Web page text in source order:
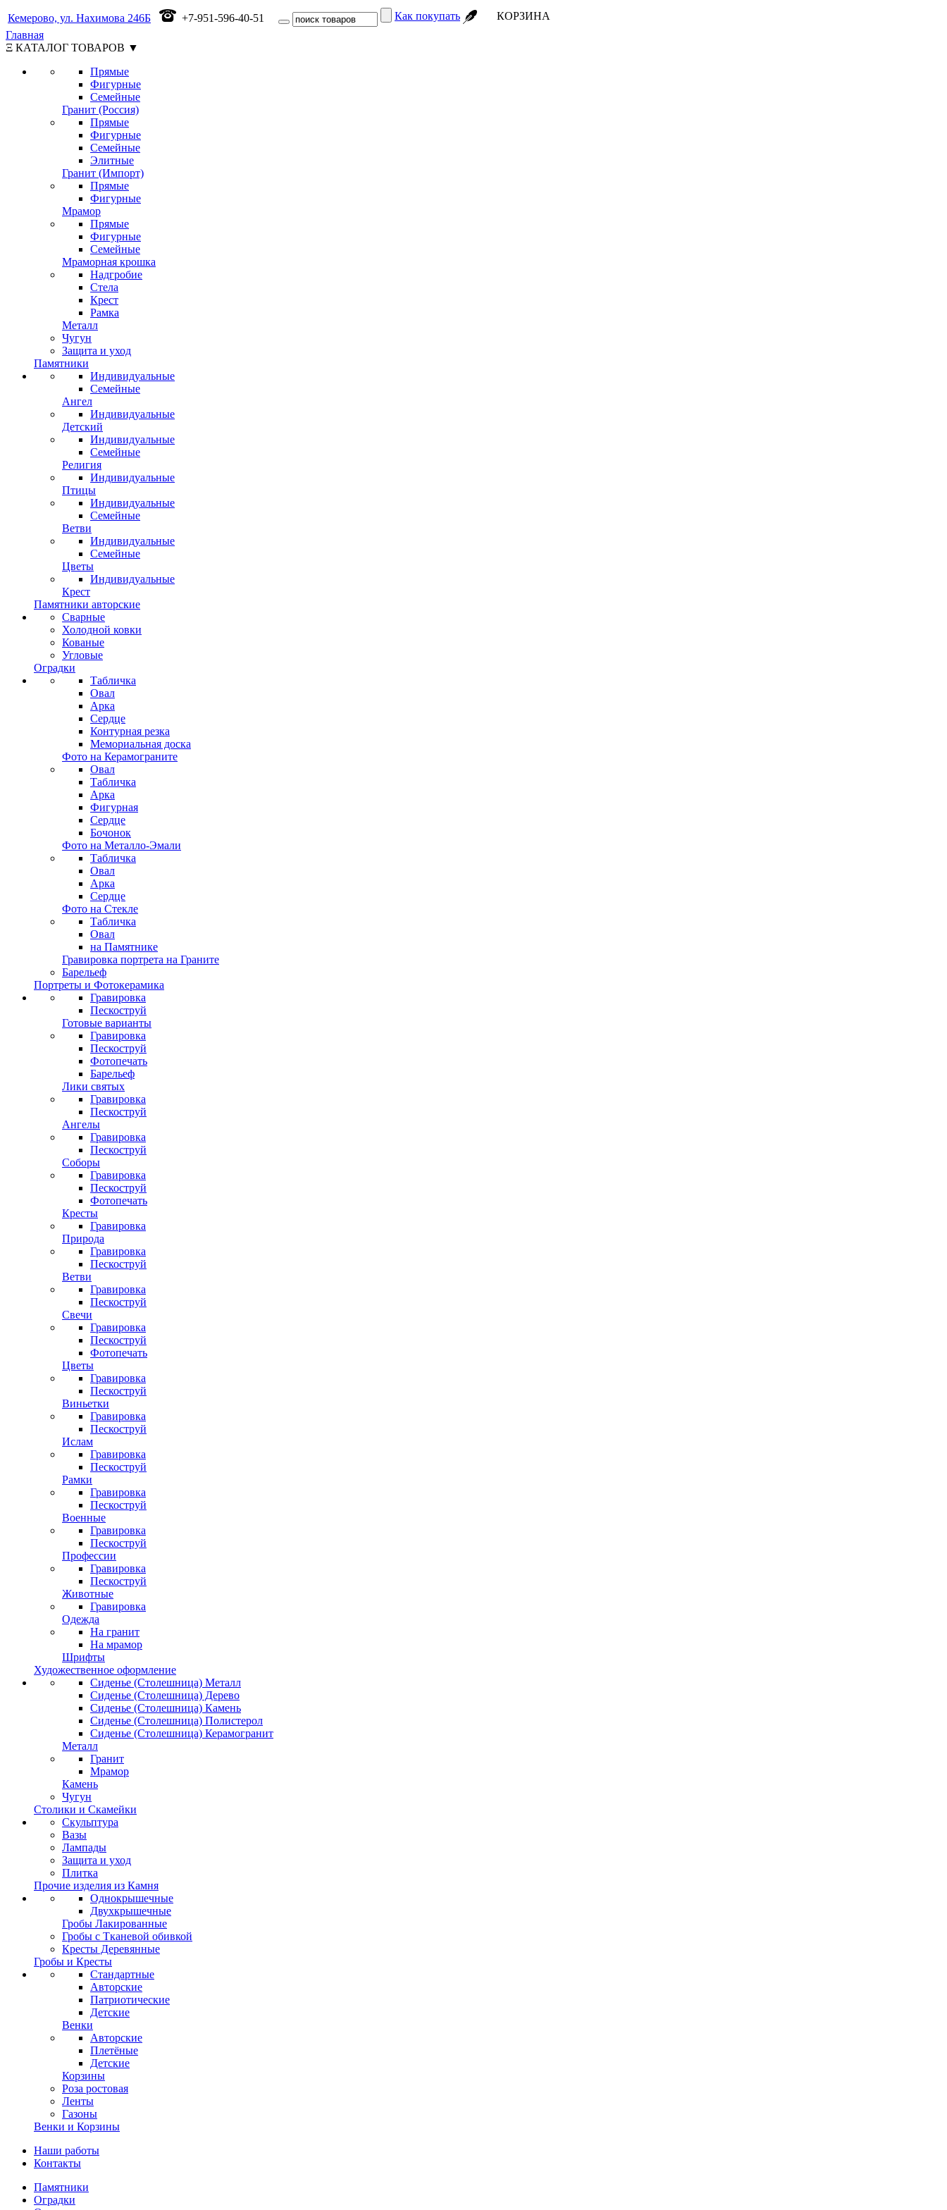
Кемерово, ул. Нахимова 246Б +7-951-596-40-51 Как покупать
КОРЗИНА
Главная
Ξ КАТАЛОГ ТОВАРОВ ▼
Прямые
Фигурные
Семейные
Гранит (Россия)
Прямые
Фигурные
Семейные
Элитные
Гранит (Импорт)
Прямые
Фигурные
Мрамор
Прямые
Фигурные
Семейные
Мраморная крошка
Надгробие
Стела
Крест
Рамка
Металл
Чугун
Защита и уход
Памятники
Индивидуальные
Семейные
Ангел
Индивидуальные
Детский
Индивидуальные
Семейные
Религия
Индивидуальные
Птицы
Индивидуальные
Семейные
Ветви
Индивидуальные
Семейные
Цветы
Индивидуальные
Крест
Памятники авторские
Сварные
Холодной ковки
Кованые
Угловые
Оградки
Табличка
Овал
Арка
Сердце
Контурная резка
Мемориальная доска
Фото на Керамограните
Овал
Табличка
Арка
Фигурная
Сердце
Бочонок
Фото на Металло-Эмали
Табличка
Овал
Арка
Сердце
Фото на Стекле
Табличка
Овал
на Памятнике
Гравировка портрета на Граните
Барельеф
Портреты и Фотокерамика
Гравировка
Пескоструй
Готовые варианты
Гравировка
Пескоструй
Фотопечать
Барельеф
Лики святых
Гравировка
Пескоструй
Ангелы
Гравировка
Пескоструй
Соборы
Гравировка
Пескоструй
Фотопечать
Кресты
Гравировка
Природа
Гравировка
Пескоструй
Ветви
Гравировка
Пескоструй
Свечи
Гравировка
Пескоструй
Фотопечать
Цветы
Гравировка
Пескоструй
Виньетки
Гравировка
Пескоструй
Ислам
Гравировка
Пескоструй
Рамки
Гравировка
Пескоструй
Военные
Гравировка
Пескоструй
Профессии
Гравировка
Пескоструй
Животные
Гравировка
Одежда
На гранит
На мрамор
Шрифты
Художественное оформление
Сиденье (Столешница) Металл
Сиденье (Столешница) Дерево
Сиденье (Столешница) Камень
Сиденье (Столешница) Полистерол
Сиденье (Столешница) Керамогранит
Металл
Гранит
Мрамор
Камень
Чугун
Столики и Скамейки
Скульптура
Вазы
Лампады
Защита и уход
Плитка
Прочие изделия из Камня
Однокрышечные
Двухкрышечные
Гробы Лакированные
Гробы с Тканевой обивкой
Кресты Деревянные
Гробы и Кресты
Стандартные
Авторские
Патриотические
Детские
Венки
Авторские
Плетёные
Детские
Корзины
Роза ростовая
Ленты
Газоны
Венки и Корзины
Наши работы
Контакты
Памятники
Оградки